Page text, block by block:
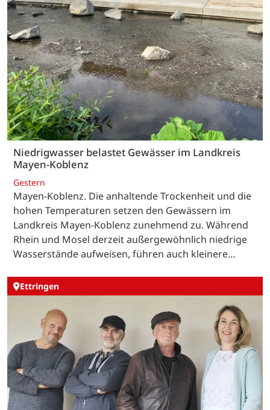
Niedrigwasser belastet Gewässer im Landkreis
Mayen-Koblenz
Gestern
Mayen-Koblenz. Die anhaltende Trockenheit und die
hohen Temperaturen setzen den Gewässern im
Landkreis Mayen-Koblenz zunehmend zu. Während
Rhein und Mosel derzeit außergewöhnlich niedrige
Wasserstände aufweisen, führen auch kleinere…
Ettringen